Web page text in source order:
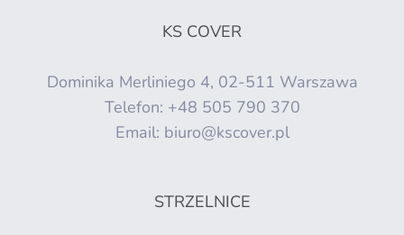
KS COVER
Dominika Merliniego 4, 02-511 Warszawa
Telefon: +48 505 790 370
Email: biuro@kscover.pl
STRZELNICE